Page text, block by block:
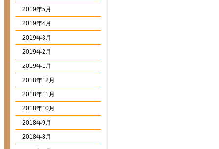
2019年5月
2019年4月
2019年3月
2019年2月
2019年1月
2018年12月
2018年11月
2018年10月
2018年9月
2018年8月